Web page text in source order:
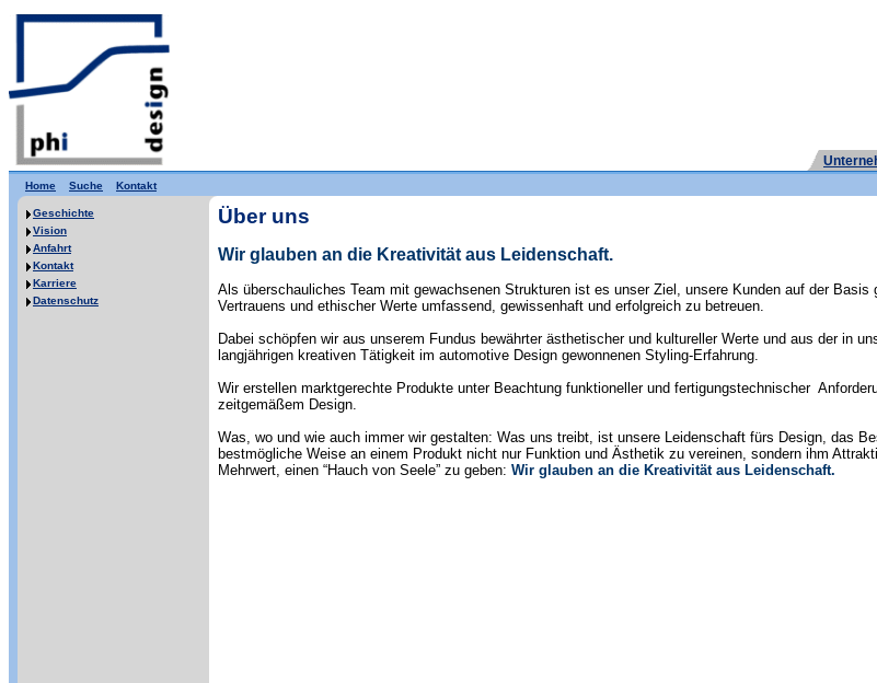
Home Suche Kontakt
Geschichte
Vision
Anfahrt
Kontakt
Karriere
Datenschutz
Über uns
Wir glauben an die Kreativität aus Leidenschaft.
Als überschauliches Team mit gewachsenen Strukturen ist es unser Ziel, unsere Kunden auf der Basis
Vertrauens und ethischer Werte umfassend, gewissenhaft und erfolgreich zu betreuen.
Dabei schöpfen wir aus unserem Fundus bewährter ästhetischer und kultureller Werte und aus der in
langjährigen kreativen Tätigkeit im automotive Design gewonnenen Styling-Erfahrung.
Wir erstellen marktgerechte Produkte unter Beachtung funktioneller und fertigungstechnischer
zeitgemäßem Design.
Was, wo und wie auch immer wir gestalten: Was uns treibt, ist unsere Leidenschaft fürs Design, das
bestmögliche Weise an einem Produkt nicht nur Funktion und Ästhetik zu vereinen, sondern ihm
Mehrwert, einen “Hauch von Seele” zu geben: Wir glauben an die Kreativität aus Leidenschaft.